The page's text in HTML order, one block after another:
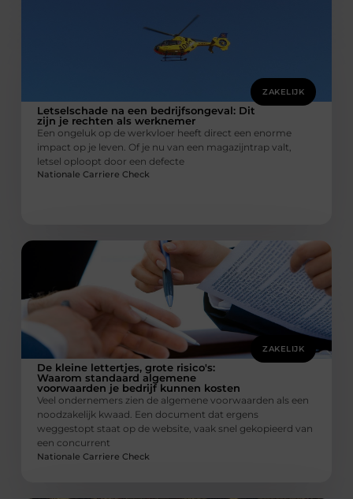
ZAKELIJK
Letselschade na een bedrijfsongeval: Dit
zijn je rechten als werknemer
Een ongeluk op de werkvloer heeft direct een enorme
impact op je leven. Of je nu van een magazijntrap valt,
letsel oploopt door een defecte
Nationale Carriere Check
ZAKELIJK
De kleine lettertjes, grote risico's:
Waarom standaard algemene
voorwaarden je bedrijf kunnen kosten
Veel ondernemers zien de algemene voorwaarden als een
noodzakelijk kwaad. Een document dat ergens
weggestopt staat op de website, vaak snel gekopieerd van
een concurrent
Nationale Carriere Check